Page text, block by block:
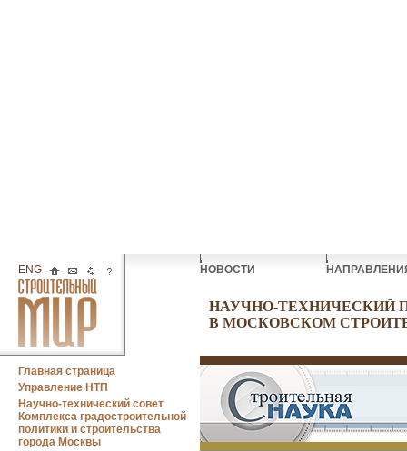
ENG НОВОСТИ
НАУЧНО-ТЕХНИЧЕСКИЙ
В МОСКОВСКОМ
Главная страница
Управление НТП
Научно-технический совет
Комплекса градостроительной
политики и строительства
города Москвы